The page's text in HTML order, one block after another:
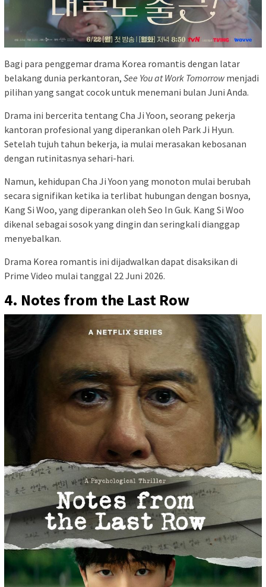
Bagi para penggemar drama Korea romantis dengan latar
belakang dunia perkantoran, See You at Work Tomorrowmenjadi
pilihan yang sangat cocok untuk menemani bulan Juni Anda.
Drama ini bercerita tentang Cha Ji Yoon, seorang pekerja
kantoran profesional yang diperankan oleh Park Ji Hyun.
Setelah tujuh tahun bekerja, ia mulai merasakan kebosanan
dengan rutinitasnya sehari-hari.
Namun, kehidupan Cha Ji Yoon yang monoton mulai berubah
secara signifikan ketika ia terlibat hubungan dengan bosnya,
Kang Si Woo, yang diperankan oleh Seo In Guk. Kang Si Woo
dikenal sebagai sosok yang dingin dan seringkali dianggap
menyebalkan.
Drama Korea romantis ini dijadwalkan dapat disaksikan di
Prime Video mulai tanggal 22 Juni 2026.
4. Notes from the Last Row